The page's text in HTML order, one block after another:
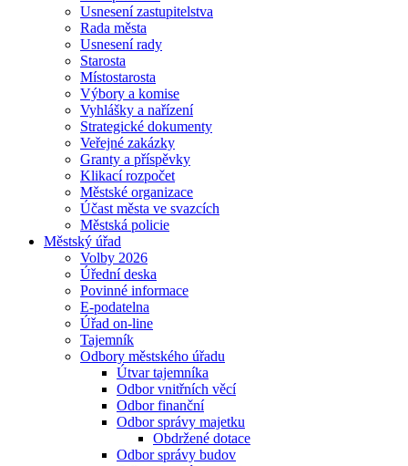
Usnesení zastupitelstva
Rada města
Usnesení rady
Starosta
Místostarosta
Výbory a komise
Vyhlášky a nařízení
Strategické dokumenty
Veřejné zakázky
Granty a příspěvky
Klikací rozpočet
Městské organizace
Účast města ve svazcích
Městská policie
Městský úřad
Volby 2026
Úřední deska
Povinné informace
E-podatelna
Úřad on-line
Tajemník
Odbory městského úřadu
Útvar tajemníka
Odbor vnitřních věcí
Odbor finanční
Odbor správy majetku
Obdržené dotace
Odbor správy budov